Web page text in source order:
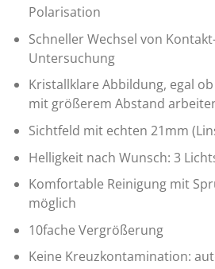
Polarisation
Schneller Wechsel von
Untersuchung
Kristallklare Abbildung, egal
mit größerem Abstand
Sichtfeld mit echten 21mm
Helligkeit nach Wunsch: 3
Komfortable Reinigung mit
möglich
10fache Vergrößerung
Keine Kreuzkontamination: